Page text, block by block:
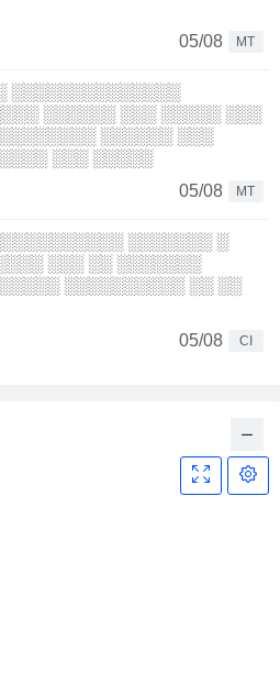
05/08
MT
░░░░░░░░░░░░░░
░░░░░░ ░░░ ░░░░░ ░░░
░░░░░░ ░░░
░░░ ░░░░░
05/08
MT
░░░░░░░ ░
░░░ ░░ ░░░░░░░
░░░░░░░░░░ ░░ ░░
05/08
CI